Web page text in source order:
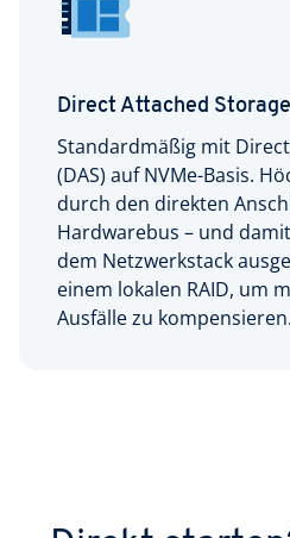
Direct Attached Storage
Standardmäßig mit
(DAS) auf NVMe-Basis.
durch den direkten
Hardwarebus – und
dem Netzwerkstack
einem lokalen RAID, um
Ausfälle zu kompensieren.